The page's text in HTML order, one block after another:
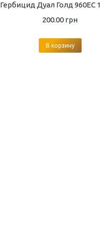
Гербицид Дуал Голд 960ЕС
200.00 грн
В корзину